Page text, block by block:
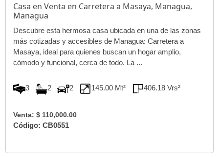
Casa en Venta en Carretera a Masaya, Managua,
Managua
Descubre esta hermosa casa ubicada en una de las zonas
más cotizadas y accesibles de Managua: Carretera a
Masaya, ideal para quienes buscan un hogar amplio,
cómodo y funcional, cerca de todo. La ...
3 2 2 145.00 Mt² 406.18 Vrs²
Venta: $ 110,000.00
Código: CB0551